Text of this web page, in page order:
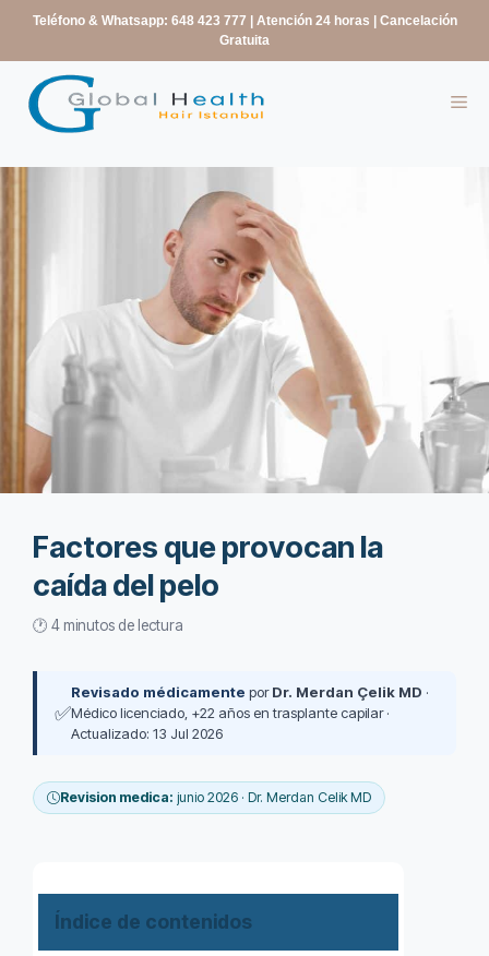
contenido
Teléfono & Whatsapp: 648 423 777
| Atención 24 horas | Cancelación
Gratuita
Factores que provocan la
caída del pelo
🕐 4 minutos de lectura
✅
Revisado médicamente porDr. Merdan Çelik MD ·
Médico licenciado, +22 años en trasplante capilar ·
Actualizado: 13 Jul 2026
Revision medica: junio 2026 · Dr. Merdan Celik MD
Índice de contenidos